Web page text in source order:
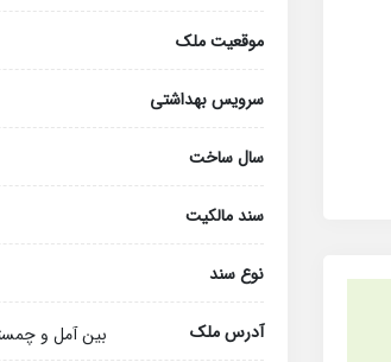
موقعیت ملک
سرویس بهداشتی
سال ساخت
سند مالکیت
نوع سند
آدرس ملک بین آمل و